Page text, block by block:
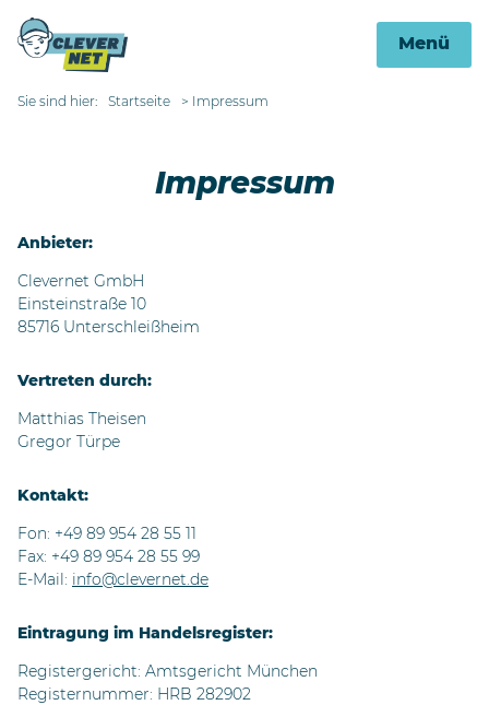
Menü
Sie sind hier: Startseite Impressum
Impressum
Anbieter:
Clevernet GmbH
Einsteinstraße 10
85716 Unterschleißheim
Vertreten durch:
Matthias Theisen
Gregor Türpe
Kontakt:
Fon: +49 89 954 28 55 11
Fax: +49 89 954 28 55 99
E-Mail: info@clevernet.de
Eintragung im Handelsregister:
Registergericht: Amtsgericht München
Registernummer: HRB 282902